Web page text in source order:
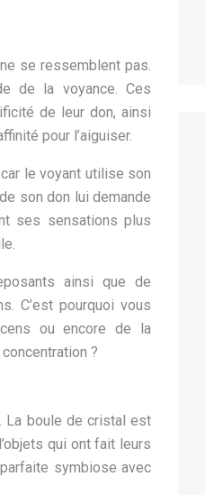
se ressemblent pas.
de la voyance. Ces
de leur don, ainsi
pour l’aiguiser.
le voyant utilise son
son don lui demande
ses sensations plus
ainsi que de
C’est pourquoi vous
ou encore de la
?
La boule de cristal est
qui ont fait leurs
symbiose avec